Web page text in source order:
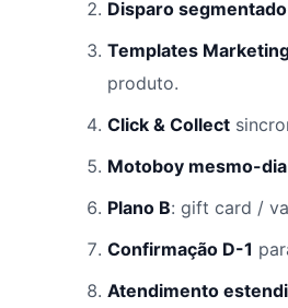
Disparo segmentado
Templates
produto.
Click & Collect
Motoboy mesmo-dia
Plano B: gift card /
Confirmação D-1
Atendimento